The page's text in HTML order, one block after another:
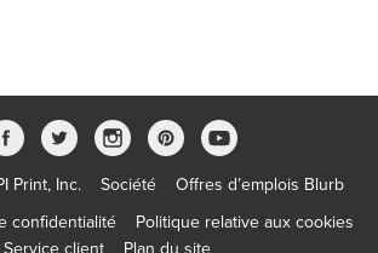
Print, Inc. Société
Offres d’emplois Blurb
confidentialité
Politique relative aux cookies
Service client
Plan du site